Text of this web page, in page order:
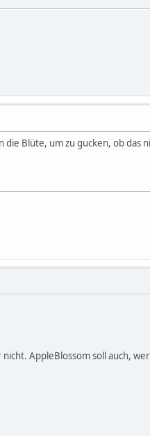
Blüte, um zu gucken, ob das
AppleBlossom soll auch,